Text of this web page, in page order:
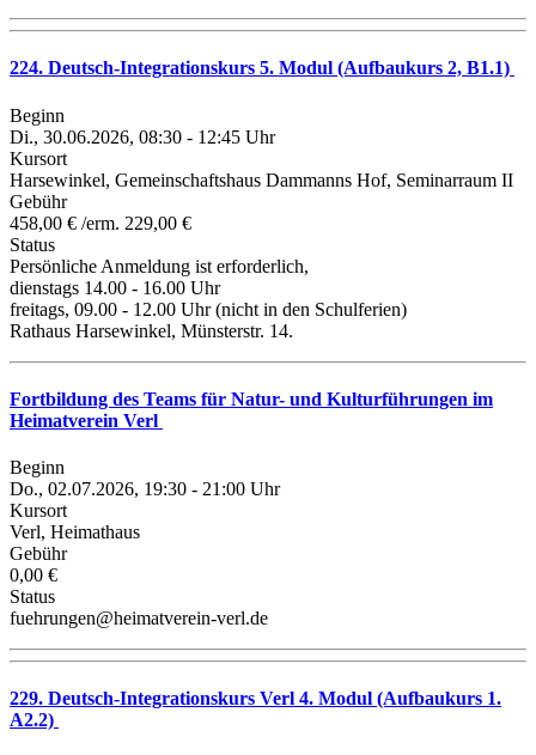
224. Deutsch-Integrationskurs 5. Modul (Aufbaukurs 2, B1.1)
Beginn
Di., 30.06.2026, 08:30 - 12:45 Uhr
Kursort
Harsewinkel, Gemeinschaftshaus Dammanns Hof, Seminarraum II
Gebühr
458,00 € /erm. 229,00 €
Status
Persönliche Anmeldung ist erforderlich,
dienstags 14.00 - 16.00 Uhr
freitags, 09.00 - 12.00 Uhr (nicht in den Schulferien)
Rathaus Harsewinkel, Münsterstr. 14.
Fortbildung des Teams für Natur- und Kulturführungen im
Heimatverein Verl
Beginn
Do., 02.07.2026, 19:30 - 21:00 Uhr
Kursort
Verl, Heimathaus
Gebühr
0,00 €
Status
fuehrungen@heimatverein-verl.de
229. Deutsch-Integrationskurs Verl 4. Modul (Aufbaukurs 1.
A2.2)